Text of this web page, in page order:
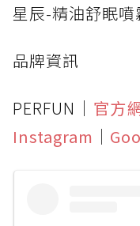
星辰-精油舒眠
品牌資訊
PERFUN｜ 官方
Instagram ｜